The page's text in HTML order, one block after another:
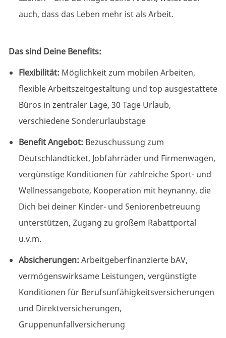
auch, dass das Leben mehr ist als Arbeit.
Das sind Deine Benefits:
Flexibilität: Möglichkeit zum mobilen Arbeiten,
flexibleArbeitszeitgestaltung und top ausgestattete
Büros in zentraler Lage, 30 Tage Urlaub,
verschiedene Sonderurlaubstage
Benefit Angebot: Bezuschussung zum
Deutschlandticket, Jobfahrräder und Firmenwagen,
vergünstige Konditionen für zahlreiche Sport- und
Wellnessangebote, Kooperation mit heynanny, die
Dich bei deiner Kinder- und Seniorenbetreuung
unterstützen, Zugang zu großem Rabattportal
u.v.m.
Absicherungen: ArbeitgeberfinanziertebAV,
vermögenswirksame Leistungen, vergünstigte
Konditionen für Berufsunfähigkeitsversicherungen
und Direktversicherungen,
Gruppenunfallversicherung